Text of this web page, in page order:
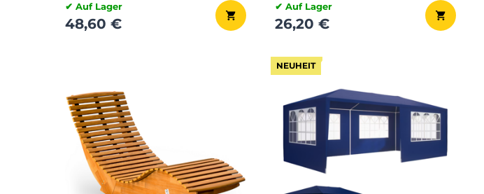
✔ Auf Lager
48,60 €
✔ Auf Lager
26,20 €
NEUHEIT